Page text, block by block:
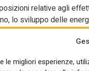
le migliori esperienze,
relative agli
lo sviluppo delle
della
anche alle
e sistemi subacquei.